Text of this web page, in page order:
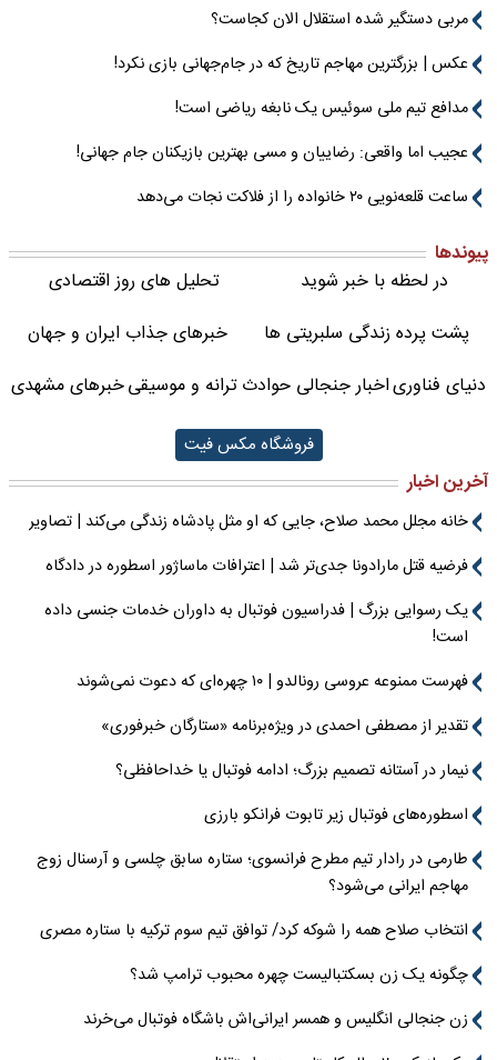
مربی دستگیر شده استقلال الان کجاست؟
عکس | بزرگترین مهاجم تاریخ که در جام‌جهانی بازی نکرد!
مدافع تیم ملی سوئیس یک نابغه ریاضی است!
عجیب اما واقعی: رضاییان و مسی بهترین بازیکنان جام جهانی!
ساعت قلعه‌نویی ۲۰ خانواده را از فلاکت نجات می‌دهد
پیوندها
در لحظه با خبر شوید
تحلیل های روز اقتصادی
پشت پرده زندگی سلبریتی ها
خبرهای جذاب ایران و جهان
دنیای فناوریاخبار جنجالی حوادثترانه و موسیقیخبرهای مشهدی
فروشگاه مکس فیت
آخرین اخبار
خانه مجلل محمد صلاح، جایی که او مثل پادشاه زندگی می‌کند | تصاویر
فرضیه قتل مارادونا جدی‌تر شد | اعترافات ماساژور اسطوره در دادگاه
یک رسوایی بزرگ | فدراسیون فوتبال به داوران خدمات جنسی داده
است!
فهرست ممنوعه عروسی رونالدو | ۱۰ چهره‌ای که دعوت نمی‌شوند
تقدیر از مصطفی احمدی در ویژه‌برنامه «ستارگان خبرفوری»
نیمار در آستانه تصمیم بزرگ؛ ادامه فوتبال یا خداحافظی؟
اسطوره‌های فوتبال زیر تابوت فرانکو بارزی
طارمی در رادار تیم مطرح فرانسوی؛ ستاره سابق چلسی و آرسنال زوج
مهاجم ایرانی می‌شود؟
انتخاب صلاح همه را شوکه کرد/ توافق تیم سوم ترکیه با ستاره مصری
چگونه یک زن بسکتبالیست چهره محبوب ترامپ شد؟
زن جنجالی انگلیس و همسر ایرانی‌اش باشگاه فوتبال می‌خرند